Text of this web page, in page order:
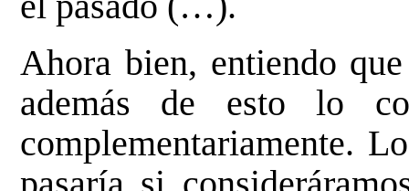
Ahora bien, entiendo
además de esto lo
complementariamente.